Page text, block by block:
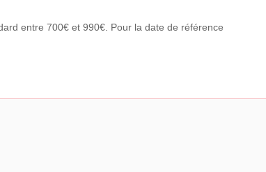
entre 700€ et 990€. Pour la date de référence